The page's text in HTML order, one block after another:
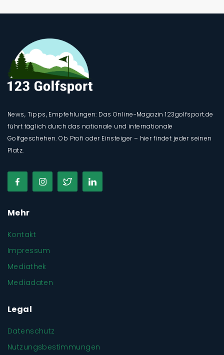
News, Tipps, Empfehlungen: Das Online-Magazin 123golfsport.de
führt täglich durch das nationale und internationale
Golfgeschehen. Ob Profi oder Einsteiger – hier findet jeder seinen
Platz.
Mehr
Kontakt
Impressum
Mediathek
Mediadaten
Legal
Datenschutz
Nutzungsbestimmungen